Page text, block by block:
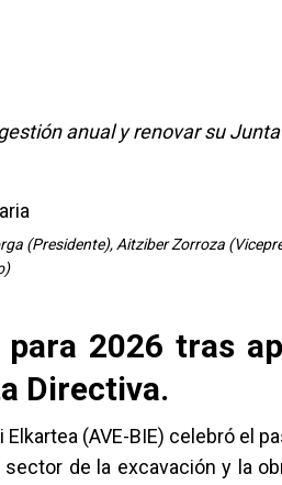
anual y renovar su Junta
(Presidente), Aitziber Zorroza
2026 tras
Directiva.
(AVE-BIE) celebró el
de la excavación y la